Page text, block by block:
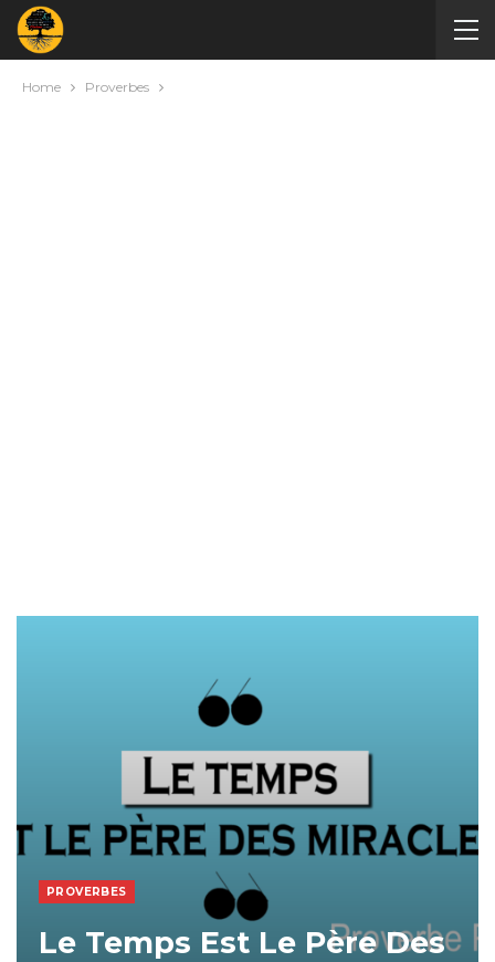
Home Proverbes
PROVERBES
Le Temps Est Le Père Des